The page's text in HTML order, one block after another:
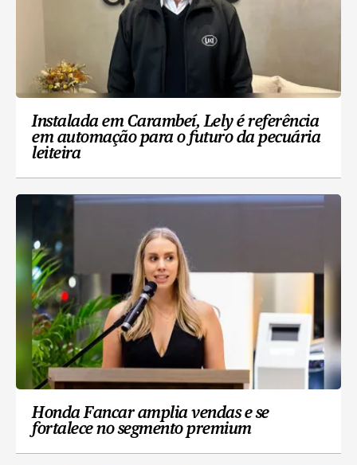
Instalada em Carambeí, Lely é referência
em automação para o futuro da pecuária
leiteira
Honda Fancar amplia vendas e se
fortalece no segmento premium